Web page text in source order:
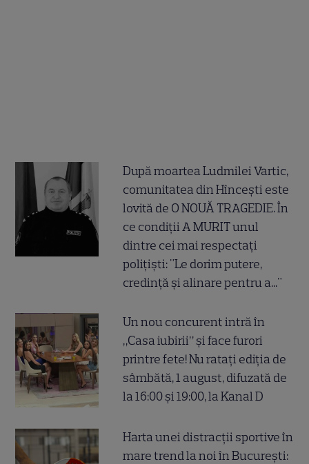
După moartea Ludmilei Vartic,
comunitatea din Hîncești este
lovită de O NOUĂ TRAGEDIE. În
ce condiții A MURIT unul
dintre cei mai respectați
polițiști: "Le dorim putere,
credință și alinare pentru a..."
Un nou concurent intră în
„Casa iubirii” și face furori
printre fete! Nu ratați ediția de
sâmbătă, 1 august, difuzată de
la 16:00 și 19:00, la Kanal D
Harta unei distracții sportive în
mare trend la noi în București: